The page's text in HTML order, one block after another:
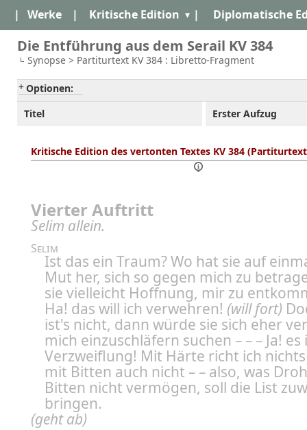
| Werke | Kritische Edition | Diplomatische
Die Entführung aus dem Serail KV 384
Synopse > Partiturtext KV 384 : Libretto-Fragment
Optionen:
Titel
Erster Aufzug
Kritische Edition des vertonten Textes KV 384 (Partiturtext
Vierter Auftritt
Selim allein.
Selim
Ist das ein Traum? Wo hat sie auf
Mut her, sich so gegen mich zu
sie vielleicht Hoffnung, mir zu
Ha! das will ich verwehren! (will fort)
ist's nicht, dann würde sie sich eher
mich einzuschläfern suchen – – – Ja! es
Verzweiflung! Mit Härte richt ich nichts
mit Bitten auch nicht – – also, was
Bitten nicht vermögen, soll die List
bringen.
(geht ab)